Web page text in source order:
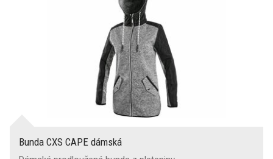
Bunda CXS CAPE dámská